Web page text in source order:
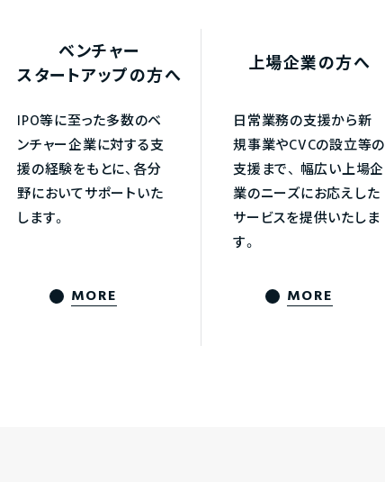
ベンチャー
スタートアップの方へ
IPO等に至った多数のベ
ンチャー企業に対する支
援の経験をもとに、各分
野においてサポートいた
します。
MORE
上場企業の方へ
日常業務の支援から新
規事業やCVCの設立等の
支援まで、 幅広い上場企
業のニーズにお応えした
サービスを提供いたしま
す。
MORE